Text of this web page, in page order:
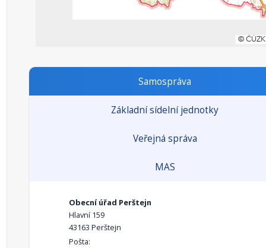
Samospráva
Základní sídelní jednotky
Veřejná správa
MAS
Obecní úřad Perštejn
Hlavní 159
43163 Perštejn
Pošta: